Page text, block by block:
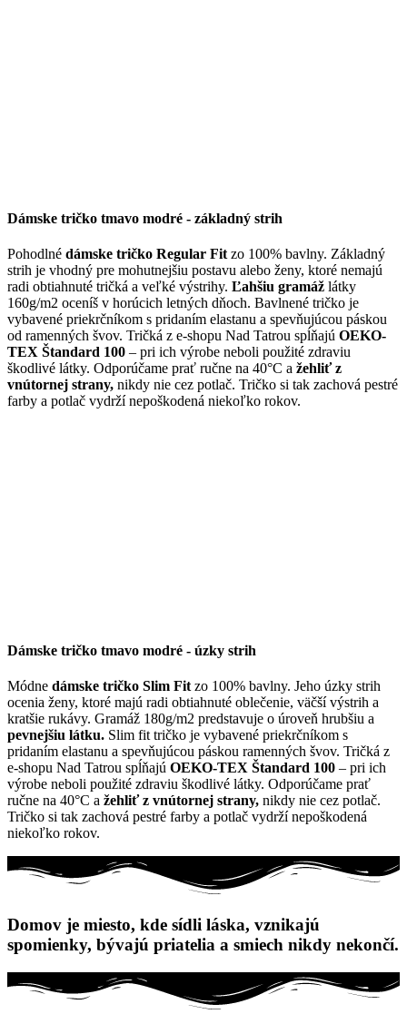
Dámske tričko tmavo modré - základný strih
Pohodlné dámske tričko Regular Fit zo 100% bavlny. Základný
strih je vhodný pre mohutnejšiu postavu alebo ženy, ktoré nemajú
radi obtiahnuté tričká a veľké výstrihy. Ľahšiu gramáž látky
160g/m2 oceníš v horúcich letných dňoch. Bavlnené tričko je
vybavené priekrčníkom s pridaním elastanu a spevňujúcou páskou
od ramenných švov. Tričká z e-shopu Nad Tatrou spĺňajú OEKO-
TEX Štandard 100 – pri ich výrobe neboli použité zdraviu
škodlivé látky. Odporúčame prať ručne na 40°C a žehliť z
vnútornej strany, nikdy nie cez potlač. Tričko si tak zachová pestré
farby a potlač vydrží nepoškodená niekoľko rokov.
Dámske tričko tmavo modré - úzky strih
Módne dámske tričko Slim Fit zo 100% bavlny. Jeho úzky strih
ocenia ženy, ktoré majú radi obtiahnuté oblečenie, väčší výstrih a
kratšie rukávy. Gramáž 180g/m2 predstavuje o úroveň hrubšiu a
pevnejšiu látku. Slim fit tričko je vybavené priekrčníkom s
pridaním elastanu a spevňujúcou páskou ramenných švov. Tričká z
e-shopu Nad Tatrou spĺňajú OEKO-TEX Štandard 100 – pri ich
výrobe neboli použité zdraviu škodlivé látky. Odporúčame prať
ručne na 40°C a žehliť z vnútornej strany, nikdy nie cez potlač.
Tričko si tak zachová pestré farby a potlač vydrží nepoškodená
niekoľko rokov.
Domov je miesto, kde sídli láska, vznikajú
spomienky, bývajú priatelia a smiech nikdy nekončí.